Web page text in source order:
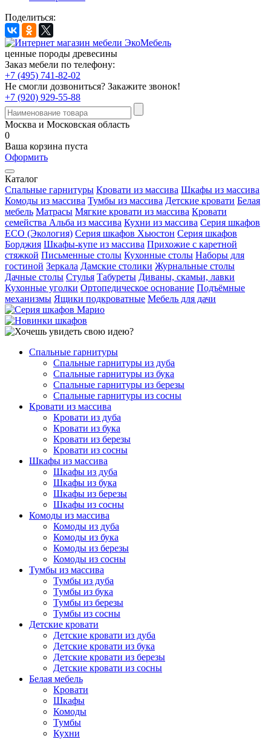
Поделиться:
ценные породы древесины
Заказ мебели по телефону:
+7 (495) 741-82-02
Не смогли дозвониться? Закажите звонок!
+7 (920) 929-55-88
Москва и Московская область
0
Ваша корзина пуста
Оформить
Каталог
Спальные гарнитуры Кровати из массива Шкафы из массива
Комоды из массива Тумбы из массива Детские кровати Белая
мебель Матрасы Мягкие кровати из массива Кровати
семейства Альба из массива Кухни из массива Серия шкафов
ECO (Экология) Серия шкафов Хьюстон Серия шкафов
Борджия Шкафы-купе из массива Прихожие с каретной
стяжкой Письменные столы Кухонные столы Наборы для
гостиной Зеркала Дамские столики Журнальные столы
Дачные столы Стулья Табуреты Диваны, скамьи, лавки
Кухонные уголки Ортопедическое основание Подъёмные
механизмы Ящики подкроватные Мебель для дачи
Спальные гарнитуры
Спальные гарнитуры из дуба
Спальные гарнитуры из бука
Спальные гарнитуры из березы
Спальные гарнитуры из сосны
Кровати из массива
Кровати из дуба
Кровати из бука
Кровати из березы
Кровати из сосны
Шкафы из массива
Шкафы из дуба
Шкафы из бука
Шкафы из березы
Шкафы из сосны
Комоды из массива
Комоды из дуба
Комоды из бука
Комоды из березы
Комоды из сосны
Тумбы из массива
Тумбы из дуба
Тумбы из бука
Тумбы из березы
Тумбы из сосны
Детские кровати
Детские кровати из дуба
Детские кровати из бука
Детские кровати из березы
Детские кровати из сосны
Белая мебель
Кровати
Шкафы
Комоды
Тумбы
Кухни